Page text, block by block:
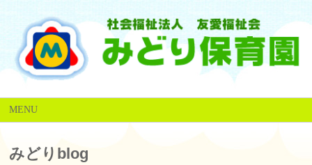
MENU
みどりblog